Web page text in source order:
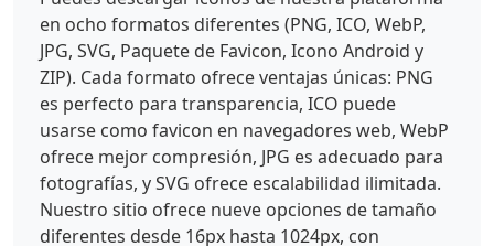
en ocho formatos diferentes (PNG, ICO, WebP,
JPG, SVG, Paquete de Favicon, Icono Android y
ZIP). Cada formato ofrece ventajas únicas: PNG
es perfecto para transparencia, ICO puede
usarse como favicon en navegadores web, WebP
ofrece mejor compresión, JPG es adecuado para
fotografías, y SVG ofrece escalabilidad ilimitada.
Nuestro sitio ofrece nueve opciones de tamaño
diferentes desde 16px hasta 1024px, con